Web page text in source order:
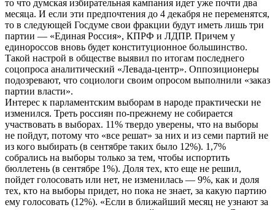
то что думская избирательная кампания идет уже почти два
месяца. И если эти предпочтения до 4 декабря не переменятся,
то в следующей Госдуме свои фракции будут иметь лишь три
партии — «Единая Россия», КПРФ и ЛДПР. Причем у
единороссов вновь будет конституционное большинство.
Такой настрой в обществе выявил по итогам последнего
соцопроса аналитический «Левада-центр». Оппозиционеры
подозревают, что социологи своим опросом выполнили «заказ
партии власти».
Интерес к парламентским выборам в народе практически не
изменился. Треть россиян по-прежнему не собирается
участвовать в выборах. 11% твердо уверены, что на выборы
не пойдут, потому что «все решат» за них и из семи партий не
из кого выбирать (в сентябре таких было 12%). 1,7%
собрались на выборы только за тем, чтобы испортить
бюллетень (в сентябре 1%). Доля тех, кто еще не решил,
пойдет голосовать или нет, не изменилась — 9%, как и доля
тех, кто на выборы придет, но пока не знает, за какую партию
ему голосовать (12%). «Если в ближайший месяц не узнают за